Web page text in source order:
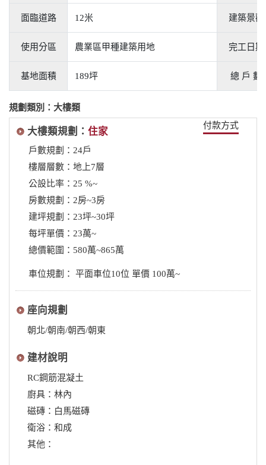
面臨道路 12米 建築景觀
使用分區 農業區甲種建築用地 完工日期
基地面積 189坪 總 戶 數
規劃類別：大樓類
付款方式
大樓類規劃： 住家
戶數規劃：24戶
樓層層數：地上7層
公設比率：25 %~
房數規劃：2房~3房
建坪規劃：23坪~30坪
每坪單價：23萬~
總價範圍：580萬~865萬
車位規劃： 平面車位10位 單價 100萬~
座向規劃
朝北/朝南/朝西/朝東
建材說明
RC鋼筋混凝土
廚具：林內
磁磚：白馬磁磚
衛浴：和成
其他：